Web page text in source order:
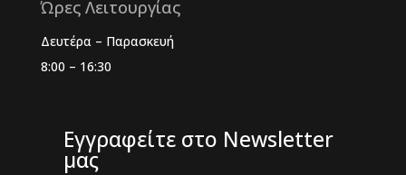
Ώρες Λειτουργίας
Δευτέρα – Παρασκευή
8:00 – 16:30
Εγγραφείτε στο Newsletter
μας